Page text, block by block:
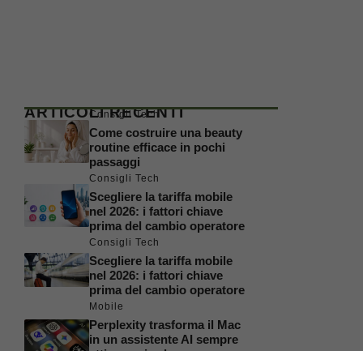
ARTICOLI RECENTI
Consigli Tech
Come costruire una beauty
routine efficace in pochi
passaggi
Consigli Tech
Scegliere la tariffa mobile
nel 2026: i fattori chiave
prima del cambio operatore
Consigli Tech
Scegliere la tariffa mobile
nel 2026: i fattori chiave
prima del cambio operatore
Mobile
Perplexity trasforma il Mac
in un assistente AI sempre